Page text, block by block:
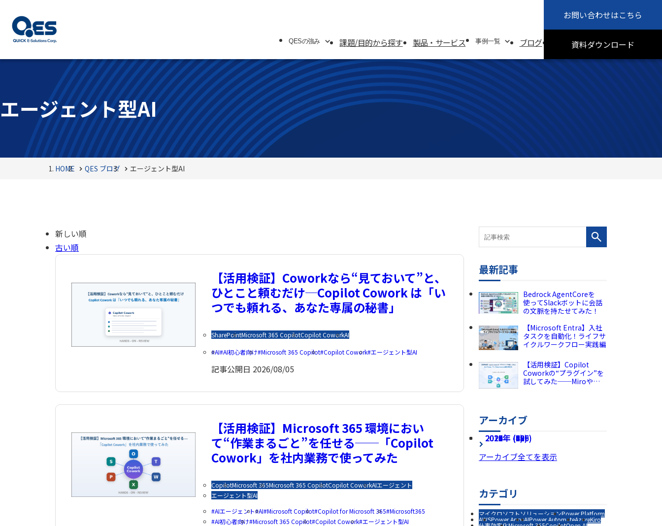
会社概要 お知らせ
QESの強み
QESの強み
システムソリューション
オフィスソリューション
課題/目的から探す 製品・サービス 事例一覧
事例一覧
システムソリューション事例
オフィスソリューション事例
ブログ 採用情報 サステナビリティ
お問い合わせはこちら
資料ダウンロード
エージェント型AI
HOME QES ブログ エージェント型AI
新しい順
古い順
【活用検証】Coworkなら“見ておいて”と、
ひとこと頼むだけ─Copilot Cowork は「い
つでも頼れる、あなた専属の秘書」
SharePointMicrosoft 365 CopilotCopilot CoworkAI
AI AI初心者向け Microsoft 365 Copilot Copilot Cowork エージェント型AI
記事公開日 2026/08/05
【活用検証】Microsoft 365 環境におい
て“作業まるごと”を任せる──「Copilot
Cowork」を社内業務で使ってみた
CopilotMicrosoft 365Microsoft 365 CopilotCopilot CoworkAIエージェント
エージェント型AI
AIエージェント AI Microsoft Copilot Copilot for Microsoft 365 Microsoft365
AI初心者向け Microsoft 365 Copilot Copilot Cowork エージェント型AI
最新記事
Bedrock AgentCoreを
使ってSlackボットに会話
の文脈を持たせてみた！
【Microsoft Entra】入社
タスクを自動化！ライフサ
イクルワークフロー実践編
【活用検証】Copilot
Coworkの“プラグイン”を
試してみた──Miroや
アーカイブ
2026年 (225)
2025年 (189)
2024年 (136)
2023年 (82)
2022年 (60)
2021年 (49)
2020年 (73)
2019年 (5)
2018年 (2)
2017年 (8)
アーカイブ全てを表示
カテゴリ
マイクロソフトソリューションPower Platform
AWSPower AppsAIPower AutomateAzureKiro